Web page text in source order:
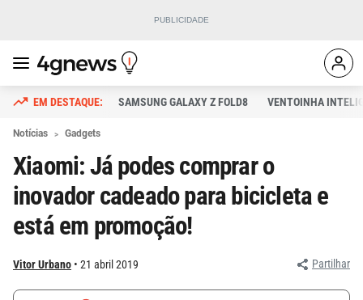
SAMSUNG GALAXY Z FOLD8 VENTOINHA
Notícias Gadgets
Xiaomi: Já podes comprar o
inovador cadeado para bicicleta e
está em promoção!
Vitor Urbano 21 abril 2019 Partilhar